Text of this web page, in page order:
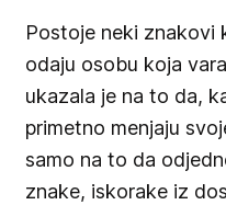
Postoje neki znakovi
odaju osobu koja
ukazala je na to da,
primetno menjaju
samo na to da
znake, iskorake iz